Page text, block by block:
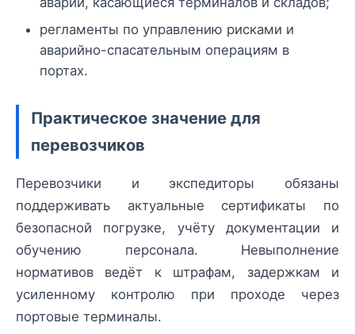
регламенты по управлению рисками и
аварийно-спасательным операциям в
портах.
Практическое значение для
перевозчиков
Перевозчики и экспедиторы обязаны
поддерживать актуальные сертификаты по
безопасной погрузке, учёту документации и
обучению персонала. Невыполнение
нормативов ведёт к штрафам, задержкам и
усиленному контролю при проходе через
портовые терминалы.